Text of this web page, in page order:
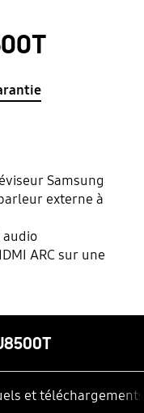
Samsung
externe à
ARC sur une
et téléchargements